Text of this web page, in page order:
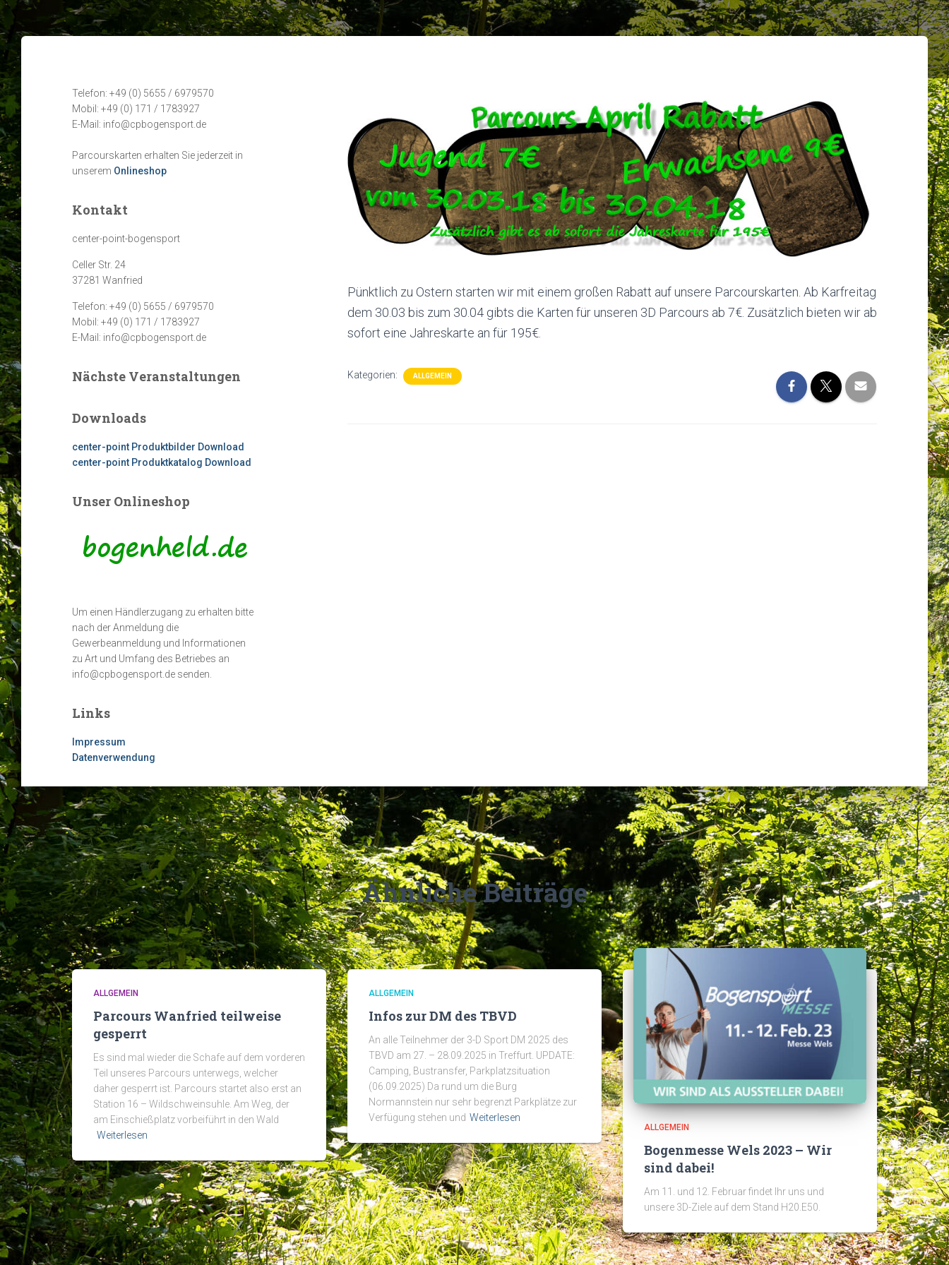
Telefon: +49 (0) 5655 / 6979570
Mobil: +49 (0) 171 / 1783927
E-Mail: info@cpbogensport.de
Parcourskarten erhalten Sie jederzeit in
unserem Onlineshop
Kontakt
center-point-bogensport
Celler Str. 24
37281 Wanfried
Telefon: +49 (0) 5655 / 6979570
Mobil: +49 (0) 171 / 1783927
E-Mail: info@cpbogensport.de
Nächste Veranstaltungen
Downloads
center-point Produktbilder Download
center-point Produktkatalog Download
Unser Onlineshop
Um einen Händlerzugang zu erhalten bitte
nach der Anmeldung die
Gewerbeanmeldung und Informationen
zu Art und Umfang des Betriebes an
info@cpbogensport.de senden.
Links
Impressum
Datenverwendung
Pünktlich zu Ostern starten wir mit einem großen Rabatt auf unsere Parcourskarten. Ab Karfreitag
dem 30.03 bis zum 30.04 gibts die Karten für unseren 3D Parcours ab 7€. Zusätzlich bieten wir ab
sofort eine Jahreskarte an für 195€.
Kategorien: ALLGEMEIN
Ähnliche Beiträge
ALLGEMEIN
Parcours Wanfried teilweise
gesperrt
Es sind mal wieder die Schafe auf dem vorderen
Teil unseres Parcours unterwegs, welcher
daher gesperrt ist. Parcours startet also erst an
Station 16 – Wildschweinsuhle. Am Weg, der
am Einschießplatz vorbeiführt in den Wald
Weiterlesen
ALLGEMEIN
Infos zur DM des TBVD
An alle Teilnehmer der 3-D Sport DM 2025 des
TBVD am 27. – 28.09.2025 in Treffurt. UPDATE:
Camping, Bustransfer, Parkplatzsituation
(06.09.2025) Da rund um die Burg
Normannstein nur sehr begrenzt Parkplätze zur
Verfügung stehen und Weiterlesen
ALLGEMEIN
Bogenmesse Wels 2023 – Wir
sind dabei!
Am 11. und 12. Februar findet Ihr uns und
unsere 3D-Ziele auf dem Stand H20.E50.